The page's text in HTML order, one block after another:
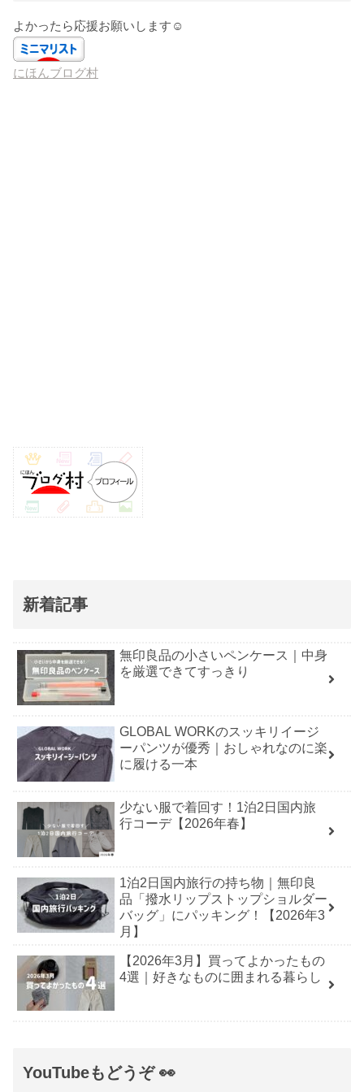
よかったら応援お願いします☺️
にほんブログ村
新着記事
無印良品の小さいペンケース｜中身
を厳選できてすっきり
GLOBAL WORKのスッキリイージ
ーパンツが優秀｜おしゃれなのに楽
に履ける一本
少ない服で着回す！1泊2日国内旅
行コーデ【2026年春】
1泊2日国内旅行の持ち物｜無印良
品「撥水リップストップショルダー
バッグ」にパッキング！【2026年3
月】
【2026年3月】買ってよかったもの
4選｜好きなものに囲まれる暮らし
YouTubeもどうぞ 👀